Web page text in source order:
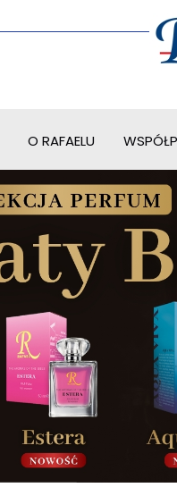
O RAFAELU